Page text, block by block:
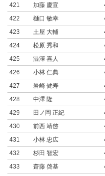
421
加藤 慶宣
422
樋口 敏幸
423
土屋 大輔
424
松原 秀和
425
澁澤 喜人
426
小林 仁典
427
岩崎 健寿
428
中澤 隆
429
田ノ岡 正紀
430
前西 靖啓
431
小林 忠広
432
杉田 智宏
433
齋藤 啓基